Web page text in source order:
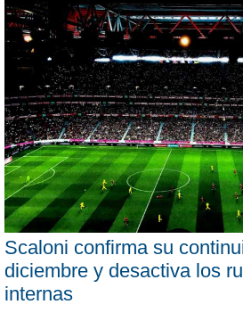
Scaloni confirma su
diciembre y desactiva los
internas